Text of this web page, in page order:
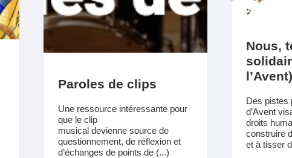
Nous,
Des pistes
d’Avent
droits
construire
et à tisser
Paroles de clips
Une ressource intéressante pour
que le clip
musical devienne source de
questionnement, de réflexion et
d’échanges de points de (...)